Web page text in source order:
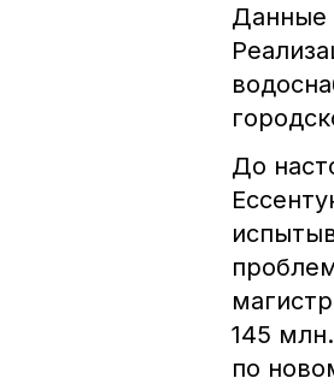
Данные
До
145
по